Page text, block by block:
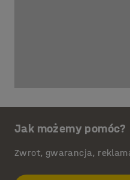
Jak możemy pomóc?
Zwrot, gwarancja,